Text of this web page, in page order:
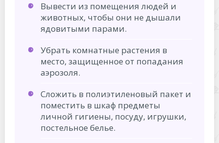
Вывести из помещения людей и
животных, чтобы они не дышали
ядовитыми парами.
Убрать комнатные растения в
место, защищенное от попадания
аэрозоля.
Сложить в полиэтиленовый пакет и
поместить в шкаф предметы
личной гигиены, посуду, игрушки,
постельное белье.